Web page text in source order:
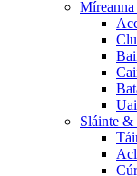
Sláinte &